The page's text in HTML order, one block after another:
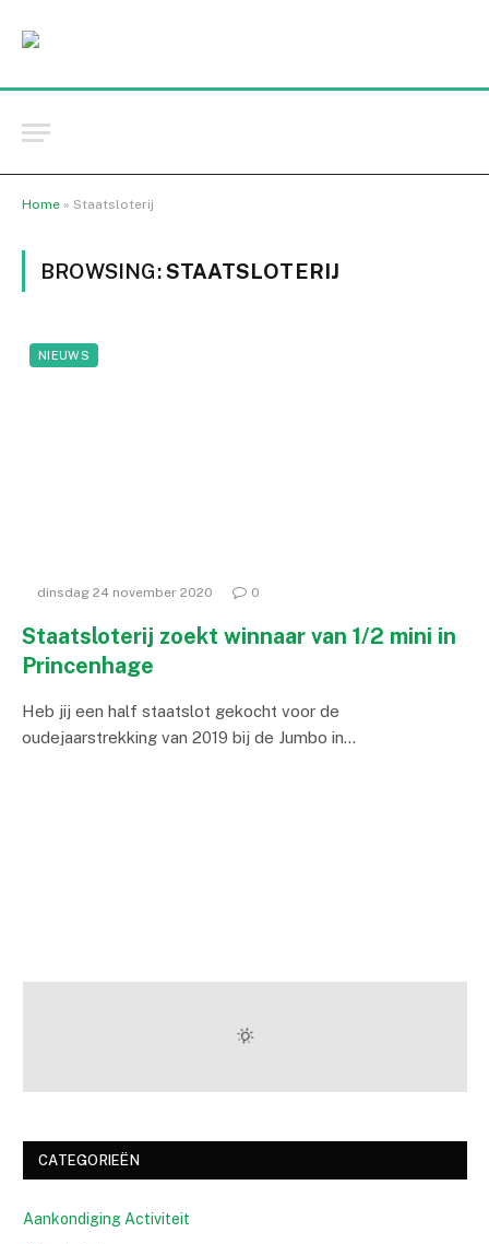
Home » Staatsloterij
BROWSING:STAATSLOTERIJ
NIEUWS
dinsdag 24 november 2020 0
Staatsloterij zoekt winnaar van 1/2 mini in
Princenhage
Heb jij een half staatslot gekocht voor de
oudejaarstrekking van 2019 bij de Jumbo in…
CATEGORIEËN
Aankondiging Activiteit